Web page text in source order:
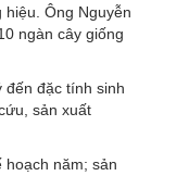
Ông Nguyễn
ngàn cây giống
đến đặc tính sinh
sản xuất
hoạch năm; sản